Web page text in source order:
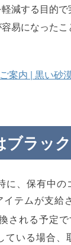
減する目的で
易になった
案内 | 黒い砂
ブラッ
、保有中
テムが支給
される予定で
いる場合